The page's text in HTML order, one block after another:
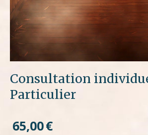
Consultation
Particulier
65,00€